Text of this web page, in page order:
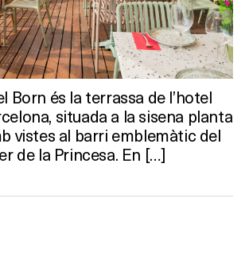
Born és la terrassa de l’hotel
situada a la sisena planta
vistes al barri emblemàtic del
de la Princesa. En […]